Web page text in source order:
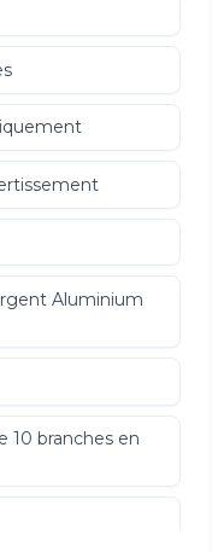
Aluminium
10 branches en